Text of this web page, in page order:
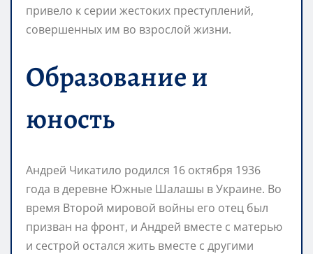
привело к серии жестоких преступлений,
совершенных им во взрослой жизни.
Образование и
юность
Андрей Чикатило родился 16 октября 1936
года в деревне Южные Шалашы в Украине. Во
время Второй мировой войны его отец был
призван на фронт, и Андрей вместе с матерью
и сестрой остался жить вместе с другими